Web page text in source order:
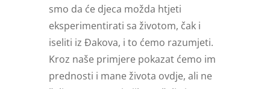
smo da će djeca možda htjeti
eksperimentirati sa životom, čak i
iseliti iz Đakova, i to ćemo razumjeti.
Kroz naše primjere pokazat ćemo im
prednosti i mane života ovdje, ali ne